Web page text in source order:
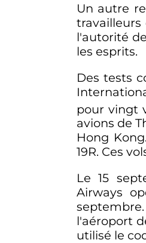
Un autre
l'autorité
les esprits.
Des tests
pour vingt
avions de
Hong
19R. Ces
Le 15
Airways
l'aéroport
utilisé le